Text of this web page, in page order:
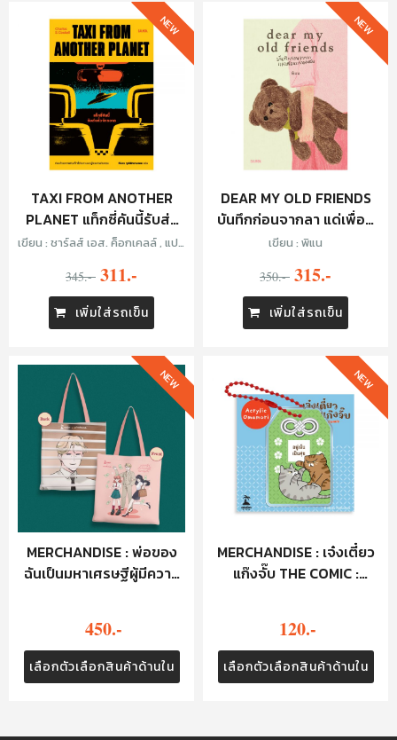
TAXI FROM ANOTHER
PLANET แท็กซี่คันนี้รับส่ง
ทั่วจักรวาล
เขียน : ชาร์ลส์ เอส. ค็อกเคลล์ , แปล
345.- 311.-
เพิ่มใส่รถเข็น
NEW
DEAR MY OLD FRIENDS
บันทึกก่อนจากลา แด่เพื่อน
เก่าของฉัน
เขียน : พิแน
350.- 315.-
เพิ่มใส่รถเข็น
NEW
MERCHANDISE : พ่อของ
ฉันเป็นมหาเศรษฐีผู้มีความ
450.-
เลือกตัวเลือกสินค้าด้านใน
NEW
MERCHANDISE : เจ๋งเตี๋ยว
แก๊งจั๊บ THE COMIC :
120.-
เลือกตัวเลือกสินค้าด้านใน
NEW